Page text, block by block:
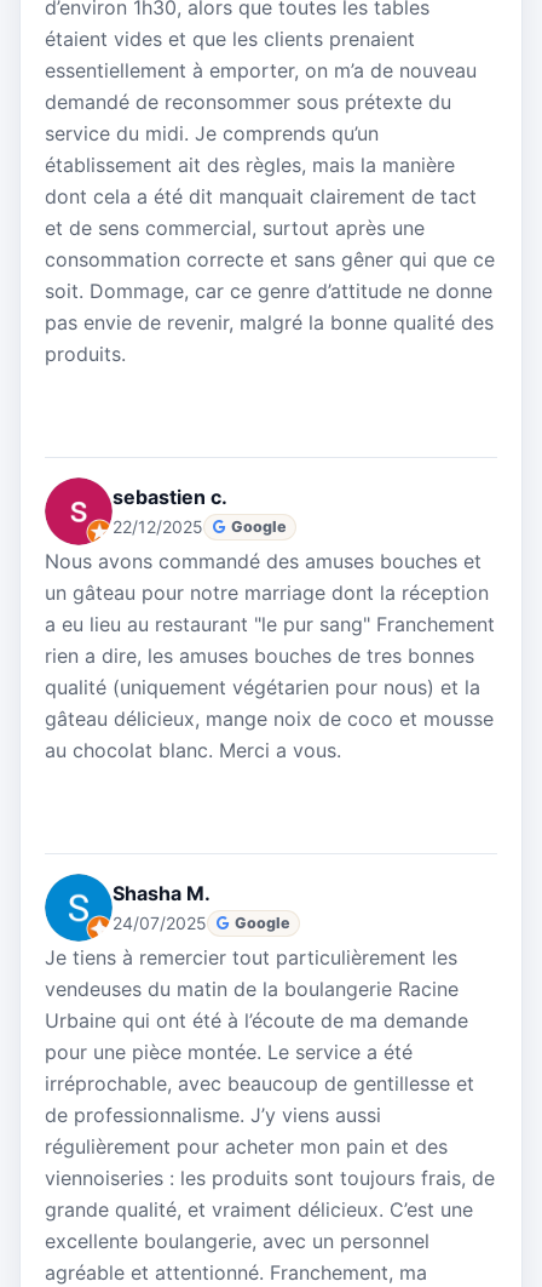
d’environ 1h30, alors que toutes les tables
étaient vides et que les clients prenaient
essentiellement à emporter, on m’a de nouveau
demandé de reconsommer sous prétexte du
service du midi. Je comprends qu’un
établissement ait des règles, mais la manière
dont cela a été dit manquait clairement de tact
et de sens commercial, surtout après une
consommation correcte et sans gêner qui que ce
soit. Dommage, car ce genre d’attitude ne donne
pas envie de revenir, malgré la bonne qualité des
produits.
sebastien c.
22/12/2025 Google
Nous avons commandé des amuses bouches et
un gâteau pour notre marriage dont la réception
a eu lieu au restaurant "le pur sang" Franchement
rien a dire, les amuses bouches de tres bonnes
qualité (uniquement végétarien pour nous) et la
gâteau délicieux, mange noix de coco et mousse
au chocolat blanc. Merci a vous.
Shasha M.
24/07/2025 Google
Je tiens à remercier tout particulièrement les
vendeuses du matin de la boulangerie Racine
Urbaine qui ont été à l’écoute de ma demande
pour une pièce montée. Le service a été
irréprochable, avec beaucoup de gentillesse et
de professionnalisme. J’y viens aussi
régulièrement pour acheter mon pain et des
viennoiseries : les produits sont toujours frais, de
grande qualité, et vraiment délicieux. C’est une
excellente boulangerie, avec un personnel
agréable et attentionné. Franchement, ma